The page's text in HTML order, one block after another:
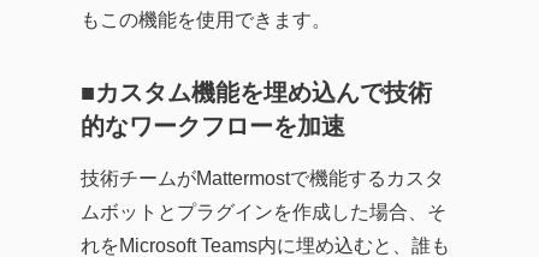
もこの機能を使用できます。
■カスタム機能を埋め込んで技術
的なワークフローを加速
技術チームがMattermostで機能するカスタ
ムボットとプラグインを作成した場合、そ
れをMicrosoft Teams内に埋め込むと、誰も